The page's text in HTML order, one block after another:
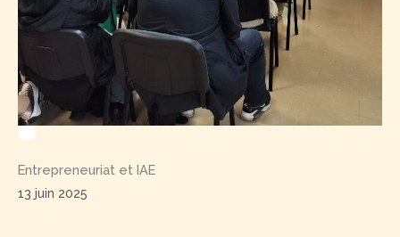
Entrepreneuriat et IAE
13 juin 2025